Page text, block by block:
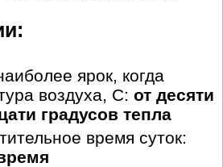
ярок, когда
воздуха, С: от десяти
градусов тепла
время суток: